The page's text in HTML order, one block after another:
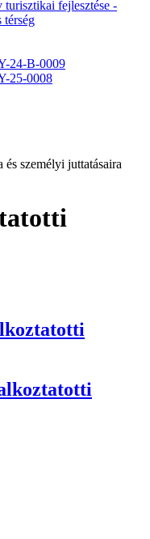
turisztikai fejlesztése -
térség
24-B-0009
25-0008
személyi juttatásaira